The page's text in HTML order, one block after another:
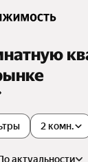
2 комн.
по актуальности